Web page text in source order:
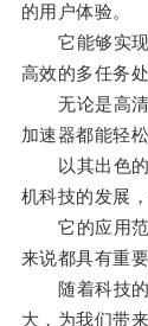
的用户体验。
它能够实现
高效的多任务
无论是高清
加速器都能轻松
以其出色的
机科技的发展
它的应用范
来说都具有重要
随着科技的
大，为我们带